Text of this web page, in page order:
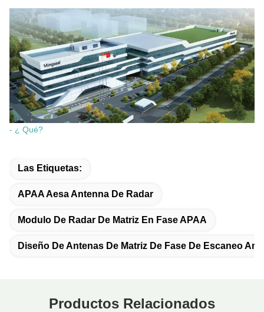
- ¿ Qué?
Las Etiquetas:
APAA Aesa Antenna De Radar
Modulo De Radar De Matriz En Fase APAA
Diseño De Antenas De Matriz De Fase De Escaneo
Productos Relacionados